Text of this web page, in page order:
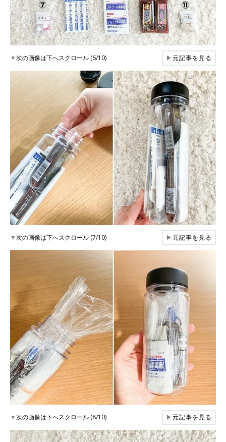
▼次の画像は下へスクロール (6/10) ▶元記事を見る
▼次の画像は下へスクロール (7/10) ▶元記事を見る
▼次の画像は下へスクロール (8/10) ▶元記事を見る